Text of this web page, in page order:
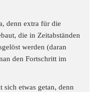
denn extra für die
die in Zeitabständen
werden (daran
den Fortschritt im
sich etwas getan, denn